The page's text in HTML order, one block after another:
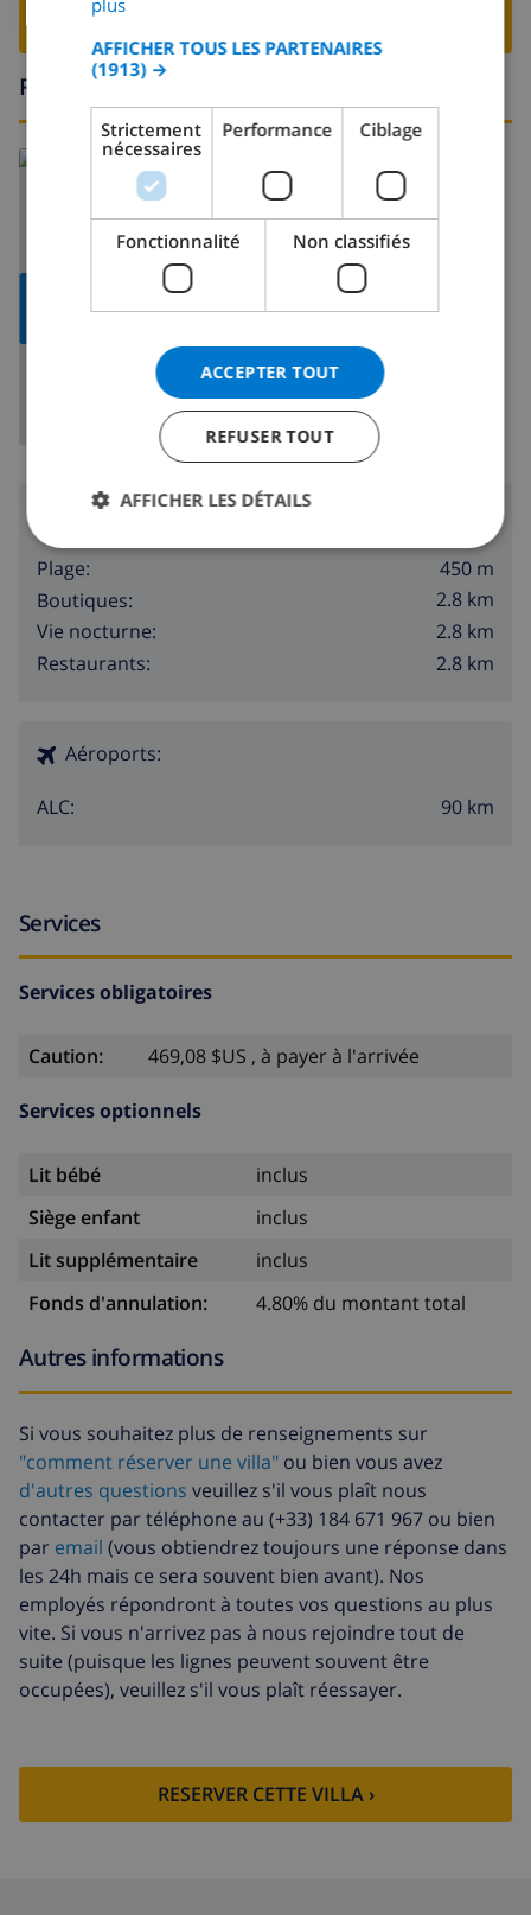
Région
LA CARTE
En savoir plus sur:
Espagne Costa Blanca Calpe>
Région
Plage:
450 m
Boutiques:
2.8 km
Vie nocturne:
2.8 km
Restaurants:
2.8 km
Aéroports:
ALC: 90 km
Services
Services obligatoires
Caution: 469,08 $US , à payer à l'arrivée
Services optionnels
Lit bébé
inclus
Siège enfant
inclus
Lit supplémentaire
inclus
Fonds d'annulation:
4.80% du montant total
Autres informations
Si vous souhaitez plus de renseignements sur
"comment réserver une villa" ou bien vous avez
d'autres questions veuillez s'il vous plaît nous
contacter par téléphone au (+33) 184 671 967 ou bien
par email (vous obtiendrez toujours une réponse dans
les 24h mais ce sera souvent bien avant). Nos
employés répondront à toutes vos questions au plus
vite. Si vous n'arrivez pas à nous rejoindre tout de
suite (puisque les lignes peuvent souvent être
occupées), veuillez s'il vous plaît réessayer.
RESERVER CETTE VILLA ›
DANISH
AFFICHER TOUS LES PARTENAIRES
(1913) →
Strictement
nécessaires
Performance Ciblage
Fonctionnalité Non classifiés
ACCEPTER TOUT
REFUSER TOUT
AFFICHER LES DÉTAILS